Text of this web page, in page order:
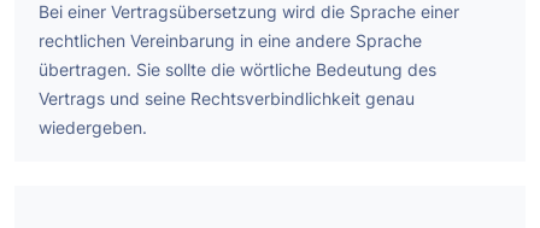
Bei einer Vertragsübersetzung wird die Sprache einer
rechtlichen Vereinbarung in eine andere Sprache
übertragen. Sie sollte die wörtliche Bedeutung des
Vertrags und seine Rechtsverbindlichkeit genau
wiedergeben.